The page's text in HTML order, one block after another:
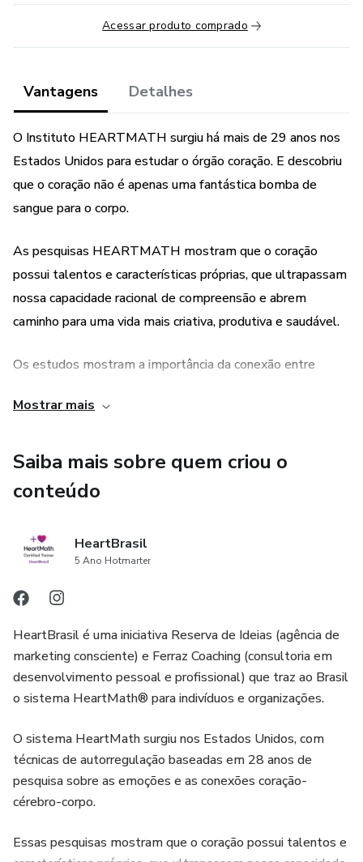
Acessar produto comprado
Vantagens Detalhes
O Instituto HEARTMATH surgiu há mais de 29 anos nos
Estados Unidos para estudar o órgão coração. E descobriu
que o coração não é apenas uma fantástica bomba de
sangue para o corpo.
As pesquisas HEARTMATH mostram que o coração
possui talentos e características próprias, que ultrapassam
nossa capacidade racional de compreensão e abrem
caminho para uma vida mais criativa, produtiva e saudável.
Os estudos mostram a importância da conexão entre
performance pessoal e profissional.
.....
Todas as estratégias e investimentos envolvem risco de
ser interpretada como aconselhamento de investimento.
Qualquer referência ao desempenho passado ou potencial
de um investimento não é, e não deve ser interpretada
resultado ou lucro específico.
Mostrar mais
Saiba mais sobre quem criou o
conteúdo
HeartBrasil
5 Ano Hotmarter
HeartBrasil é uma iniciativa Reserva de Ideias (agência de
marketing consciente) e Ferraz Coaching (consultoria em
desenvolvimento pessoal e profissional) que traz ao Brasil
o sistema HeartMath® para indivíduos e organizações.
O sistema HeartMath surgiu nos Estados Unidos, com
técnicas de autorregulação baseadas em 28 anos de
pesquisa sobre as emoções e as conexões coração-
cérebro-corpo.
Essas pesquisas mostram que o coração possui talentos e